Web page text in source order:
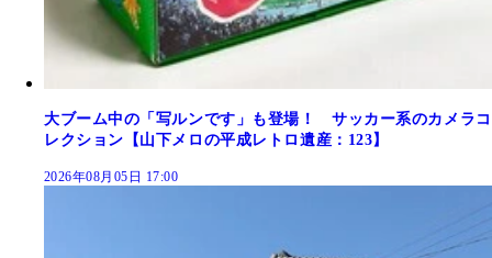
大ブーム中の「写ルンです」も登場！ サッカー系のカメラコ
レクション【山下メロの平成レトロ遺産：123】
2026年08月05日 17:00